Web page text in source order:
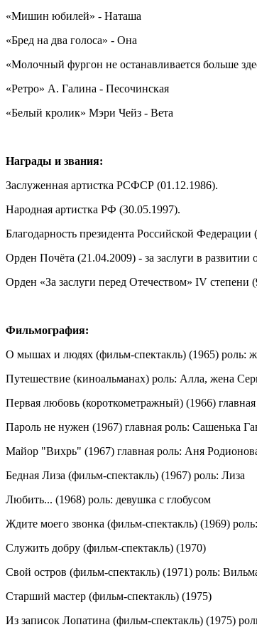
«Мишин юбилей» - Наташа
«Бред на два голоса» - Она
«Молочный фургон не останавливается больше
«Ретро» А. Галина - Песочинская
«Белый кролик» Мэри Чейз - Вета
Награды и звания:
Заслуженная артистка РСФСР (01.12.1986).
Народная артистка РФ (30.05.1997).
Благодарность президента Российской Федерации
Орден Почёта (21.04.2009) - за заслуги в
Орден «За заслуги перед Отечеством» IV степени
Фильмография:
О мышах и людях (фильм-спектакль) (1965) роль:
Путешествие (киноальманах) роль: Алла, жена
Первая любовь (короткометражный) (1966) главная
Пароль не нужен (1967) главная роль: Сашенька
Майор "Вихрь" (1967) главная роль: Аня
Бедная Лиза (фильм-спектакль) (1967) роль: Лиза
Любить... (1968) роль: девушка с глобусом
Ждите моего звонка (фильм-спектакль) (1969)
Служить добру (фильм-спектакль) (1970)
Свой остров (фильм-спектакль) (1971) роль:
Старший мастер (фильм-спектакль) (1975)
Из записок Лопатина (фильм-спектакль) (1975)